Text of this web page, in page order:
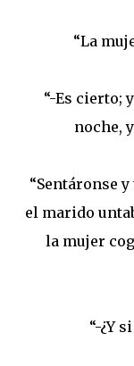
“La
“-Es cierto;
noche,
“Sentáronse
el marido
la mujer
“-¿Y